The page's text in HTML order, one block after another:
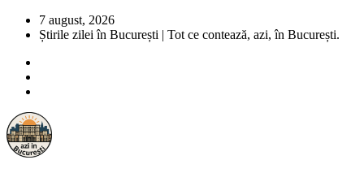
7 august, 2026
Știrile zilei în București | Tot ce contează, azi, în București.